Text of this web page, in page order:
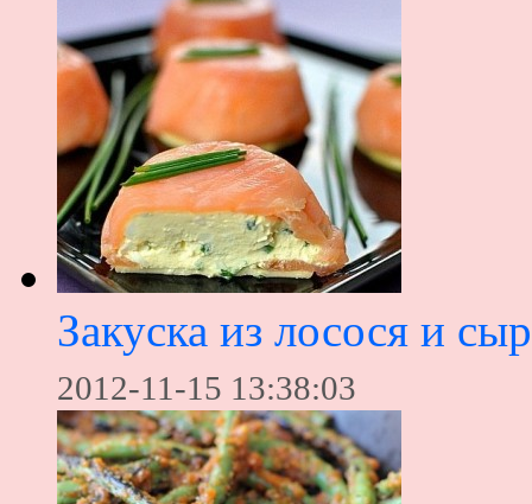
Закуска из лосося и
2012-11-15 13:38:03